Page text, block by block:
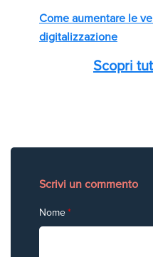
Come aumentare le
digitalizzazione
Scopri
Scrivi un commento
Nome*